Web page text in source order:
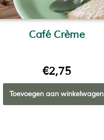
Café Crème
€2,75
Toevoegen aan winkelwagen